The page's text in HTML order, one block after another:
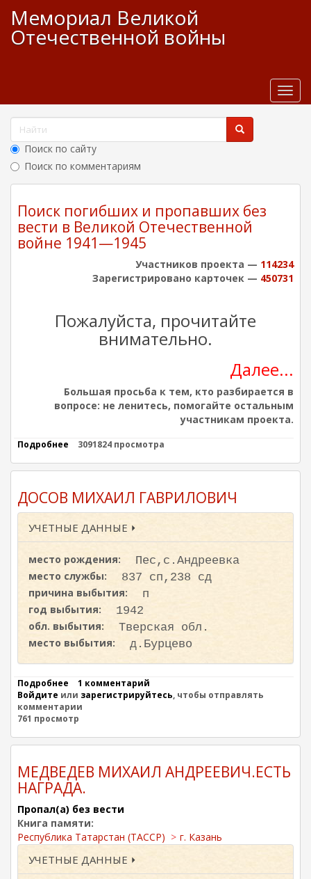
к
Мемориал Великой
Отечественной войны
T
o
a
t
i
o
Ф
о
р
м
п
о
и
Поиск по сайту
Поиск по комментариям
Поиск погибших и пропавших без
вести в Великой Отечественной
войне 1941—1945
Участников проекта — 114234
Зарегистрировано карточек — 450731
Пожалуйста, прочитайте
внимательно.
Далее...
Большая просьба к тем, кто разбирается в
вопросе: не ленитесь, помогайте остальным
участникам проекта.
Подробнее
о
с
к
п
о
г
б
ш
х
и
п
р
о
ш
и
х
е
в
е
с
т
и
в
В
е
л
3091824 просмотра
ДОСОВ МИХАИЛ ГАВРИЛОВИЧ
УЧЕТНЫЕ ДАННЫЕ ⏵
место рождения:
Пес,с.Андреевка
место службы:
837 сп,238 сд
причина выбытия:
п
год выбытия:
1942
обл. выбытия:
Тверская обл.
место выбытия:
д.Бурцево
Подробнее
Д
О
С
В
И
Х
А
Л
Г
А
В
Р
И
1 комментарий
Войдите или зарегистрируйтесь, чтобы отправлять
комментарии
761 просмотр
МЕДВЕДЕВ МИХАИЛ АНДРЕЕВИЧ.ЕСТЬ
НАГРАДА.
Пропал(а) без вести
Книга памяти:
Республика Татарстан (ТАССР)
г. Казань
УЧЕТНЫЕ ДАННЫЕ ⏵